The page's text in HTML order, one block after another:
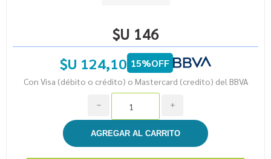
$U 146
$U 124,10 15%OFF
Con Visa (débito o crédito) o Mastercard (credito) del BBVA
i
h